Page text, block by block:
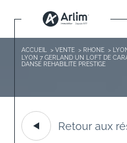
ACCUEIL VENTE RHONE
LYON 7 GERLAND UN LOFT DE
DANSE REHABILITE PRESTIGE
Retour aux